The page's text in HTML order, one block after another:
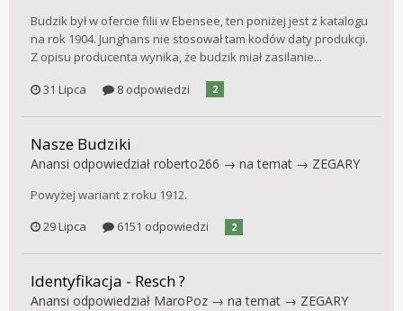
Budzik był w ofercie filii w Ebensee, ten poniżej jest z katalogu
na rok 1904. Junghans nie stosował tam kodów daty produkcji.
Z opisu producenta wynika, że budzik miał zasilanie...
31 Lipca
8 odpowiedzi 2
Nasze Budziki
Anansi odpowiedział roberto266 → na temat → ZEGARY
Powyżej wariant z roku 1912.
29 Lipca
6151 odpowiedzi 2
Identyfikacja - Resch ?
Anansi odpowiedział MaroPoz → na temat → ZEGARY